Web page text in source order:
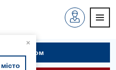
×
на прийом